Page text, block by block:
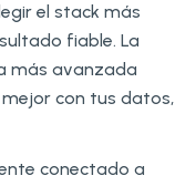
el stack más
fiable. La
más avanzada
con tus datos,
conectado a